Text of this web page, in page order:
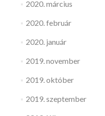
2020. március
2020. február
2020. január
2019. november
2019. október
2019. szeptember